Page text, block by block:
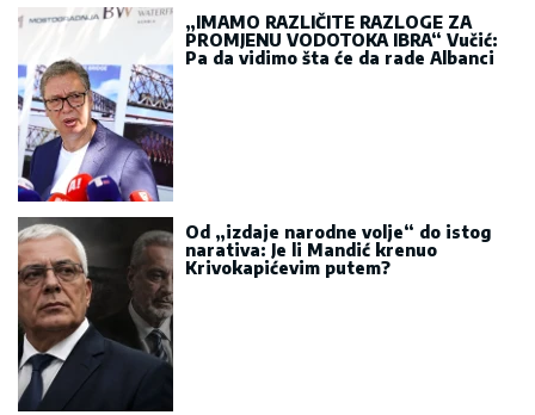
„IMAMO RAZLIČITE RAZLOGE ZA
PROMJENU VODOTOKA IBRA“ Vučić:
Pa da vidimo šta će da rade Albanci
Od „izdaje narodne volje“ do istog
narativa: Je li Mandić krenuo
Krivokapićevim putem?